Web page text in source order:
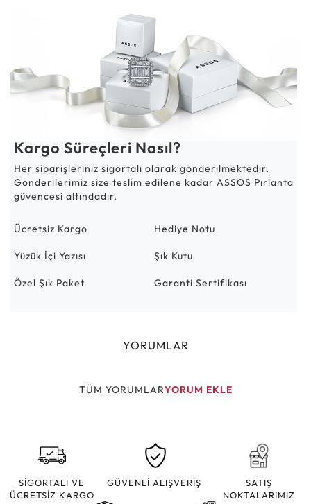
Kargo Süreçleri Nasıl?
Her siparişleriniz sigortalı olarak gönderilmektedir.
Gönderilerimiz size teslim edilene kadar ASSOS Pırlanta
güvencesi altındadır.
Ücretsiz Kargo Hediye Notu
Yüzük İçi Yazısı Şık Kutu
Özel Şık Paket Garanti Sertifikası
YORUMLAR
TÜM YORUMLARYORUM EKLE
SİGORTALI VE
ÜCRETSİZ KARGO
GÜVENLİ ALIŞVERİŞ
SATIŞ
NOKTALARIMIZ